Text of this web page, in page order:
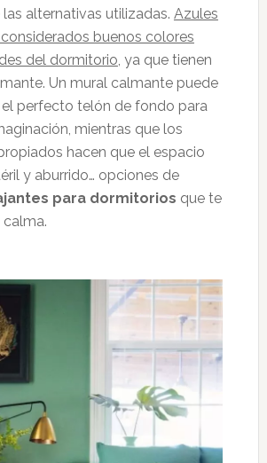
alternativas utilizadas. Azules
buenos colores
del dormitorio, ya que tienen
Un mural calmante puede
perfecto telón de fondo para
mientras que los
hacen que el espacio
y aburrido… opciones de
para dormitorios que te